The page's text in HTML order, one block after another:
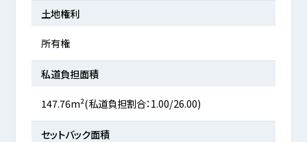
土地権利
所有権
私道負担面積
147.76m²(私道負担割合：1.00/26.00)
セットバック面積